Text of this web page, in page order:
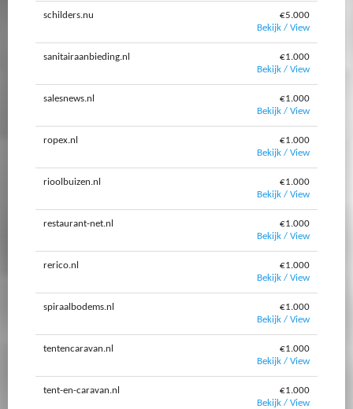
schilders.nu
€5.000
Bekijk / View
sanitairaanbieding.nl
€1.000
Bekijk / View
salesnews.nl
€1.000
Bekijk / View
ropex.nl
€1.000
Bekijk / View
rioolbuizen.nl
€1.000
Bekijk / View
restaurant-net.nl
€1.000
Bekijk / View
rerico.nl
€1.000
Bekijk / View
spiraalbodems.nl
€1.000
Bekijk / View
tentencaravan.nl
€1.000
Bekijk / View
tent-en-caravan.nl
€1.000
Bekijk / View